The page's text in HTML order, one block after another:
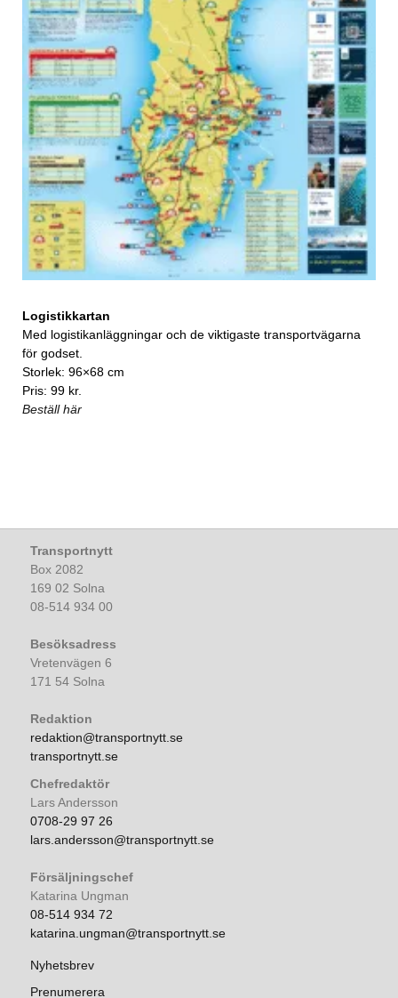
Logistikkartan
Med logistikanläggningar och de viktigaste transportvägarna
för godset.
Storlek: 96×68 cm
Pris: 99 kr.
Beställ här
Transportnytt
Box 2082
169 02 Solna
08-514 934 00
Besöksadress
Vretenvägen 6
171 54 Solna
Redaktion
redaktion@transportnytt.se
transportnytt.se
Chefredaktör
Lars Andersson
0708-29 97 26
lars.andersson@transportnytt.se
Försäljningschef
Katarina Ungman
08-514 934 72
katarina.ungman@transportnytt.se
Nyhetsbrev
Prenumerera